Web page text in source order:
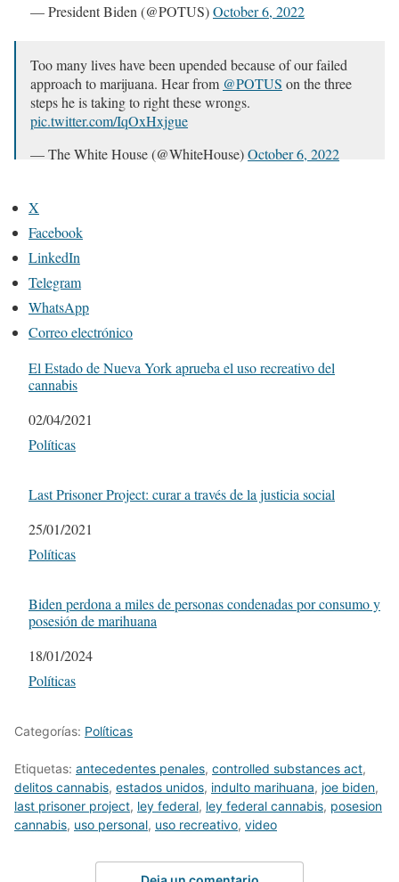
— President Biden (@POTUS)October 6, 2022
Too many lives have been upended because of our failed
approach to marijuana. Hear from @POTUS on the three
steps he is taking to right these wrongs.
pic.twitter.com/IqOxHxjgue
— The White House (@WhiteHouse)October 6, 2022
X
Facebook
LinkedIn
Telegram
WhatsApp
Correo electrónico
El Estado de Nueva York aprueba el uso recreativo del
cannabis
Fecha
02/04/2021
Respecto a
Políticas
Last Prisoner Project: curar a través de la justicia social
Fecha
25/01/2021
Respecto a
Políticas
Biden perdona a miles de personas condenadas por consumo y
posesión de marihuana
Fecha
18/01/2024
Respecto a
Políticas
Categorías: Políticas
Etiquetas: antecedentes penales, controlled substances act,
delitos cannabis, estados unidos, indulto marihuana, joe biden,
last prisoner project, ley federal, ley federal cannabis, posesion
cannabis, uso personal, uso recreativo, video